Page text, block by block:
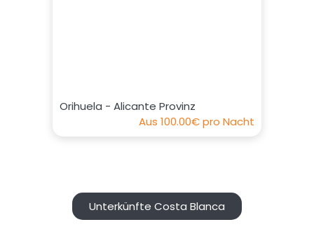
Orihuela - Alicante Provinz
Aus 100.00€pro Nacht
Unterkünfte Costa Blanca